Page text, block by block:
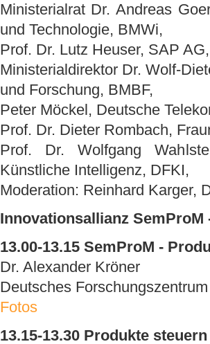
Ministerialrat Dr. Andreas
und Technologie, BMWi,
Prof. Dr. Lutz Heuser, SAP AG,
Ministerialdirektor Dr. Wolf-
und Forschung, BMBF,
Peter Möckel, Deutsche
Prof. Dr. Dieter Rombach,
Prof. Dr. Wolfgang
Künstliche Intelligenz, DFKI,
Moderation: Reinhard Karger,
Innovationsallianz
13.00-13.15 SemProM -
Dr. Alexander Kröner
Deutsches
Fotos
13.15-13.30 Produkte